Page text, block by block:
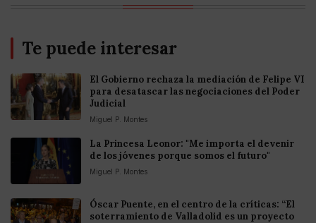
Te puede interesar
El Gobierno rechaza la mediación de Felipe VI
para desatascar las negociaciones del Poder
Judicial
Miguel P. Montes
La Princesa Leonor: "Me importa el devenir
de los jóvenes porque somos el futuro"
Miguel P. Montes
Óscar Puente, en el centro de la críticas: “El
soterramiento de Valladolid es un proyecto